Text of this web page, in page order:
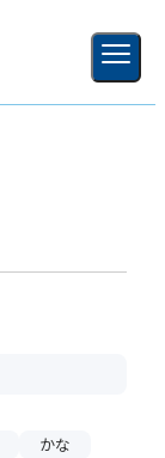
新規登録
かな